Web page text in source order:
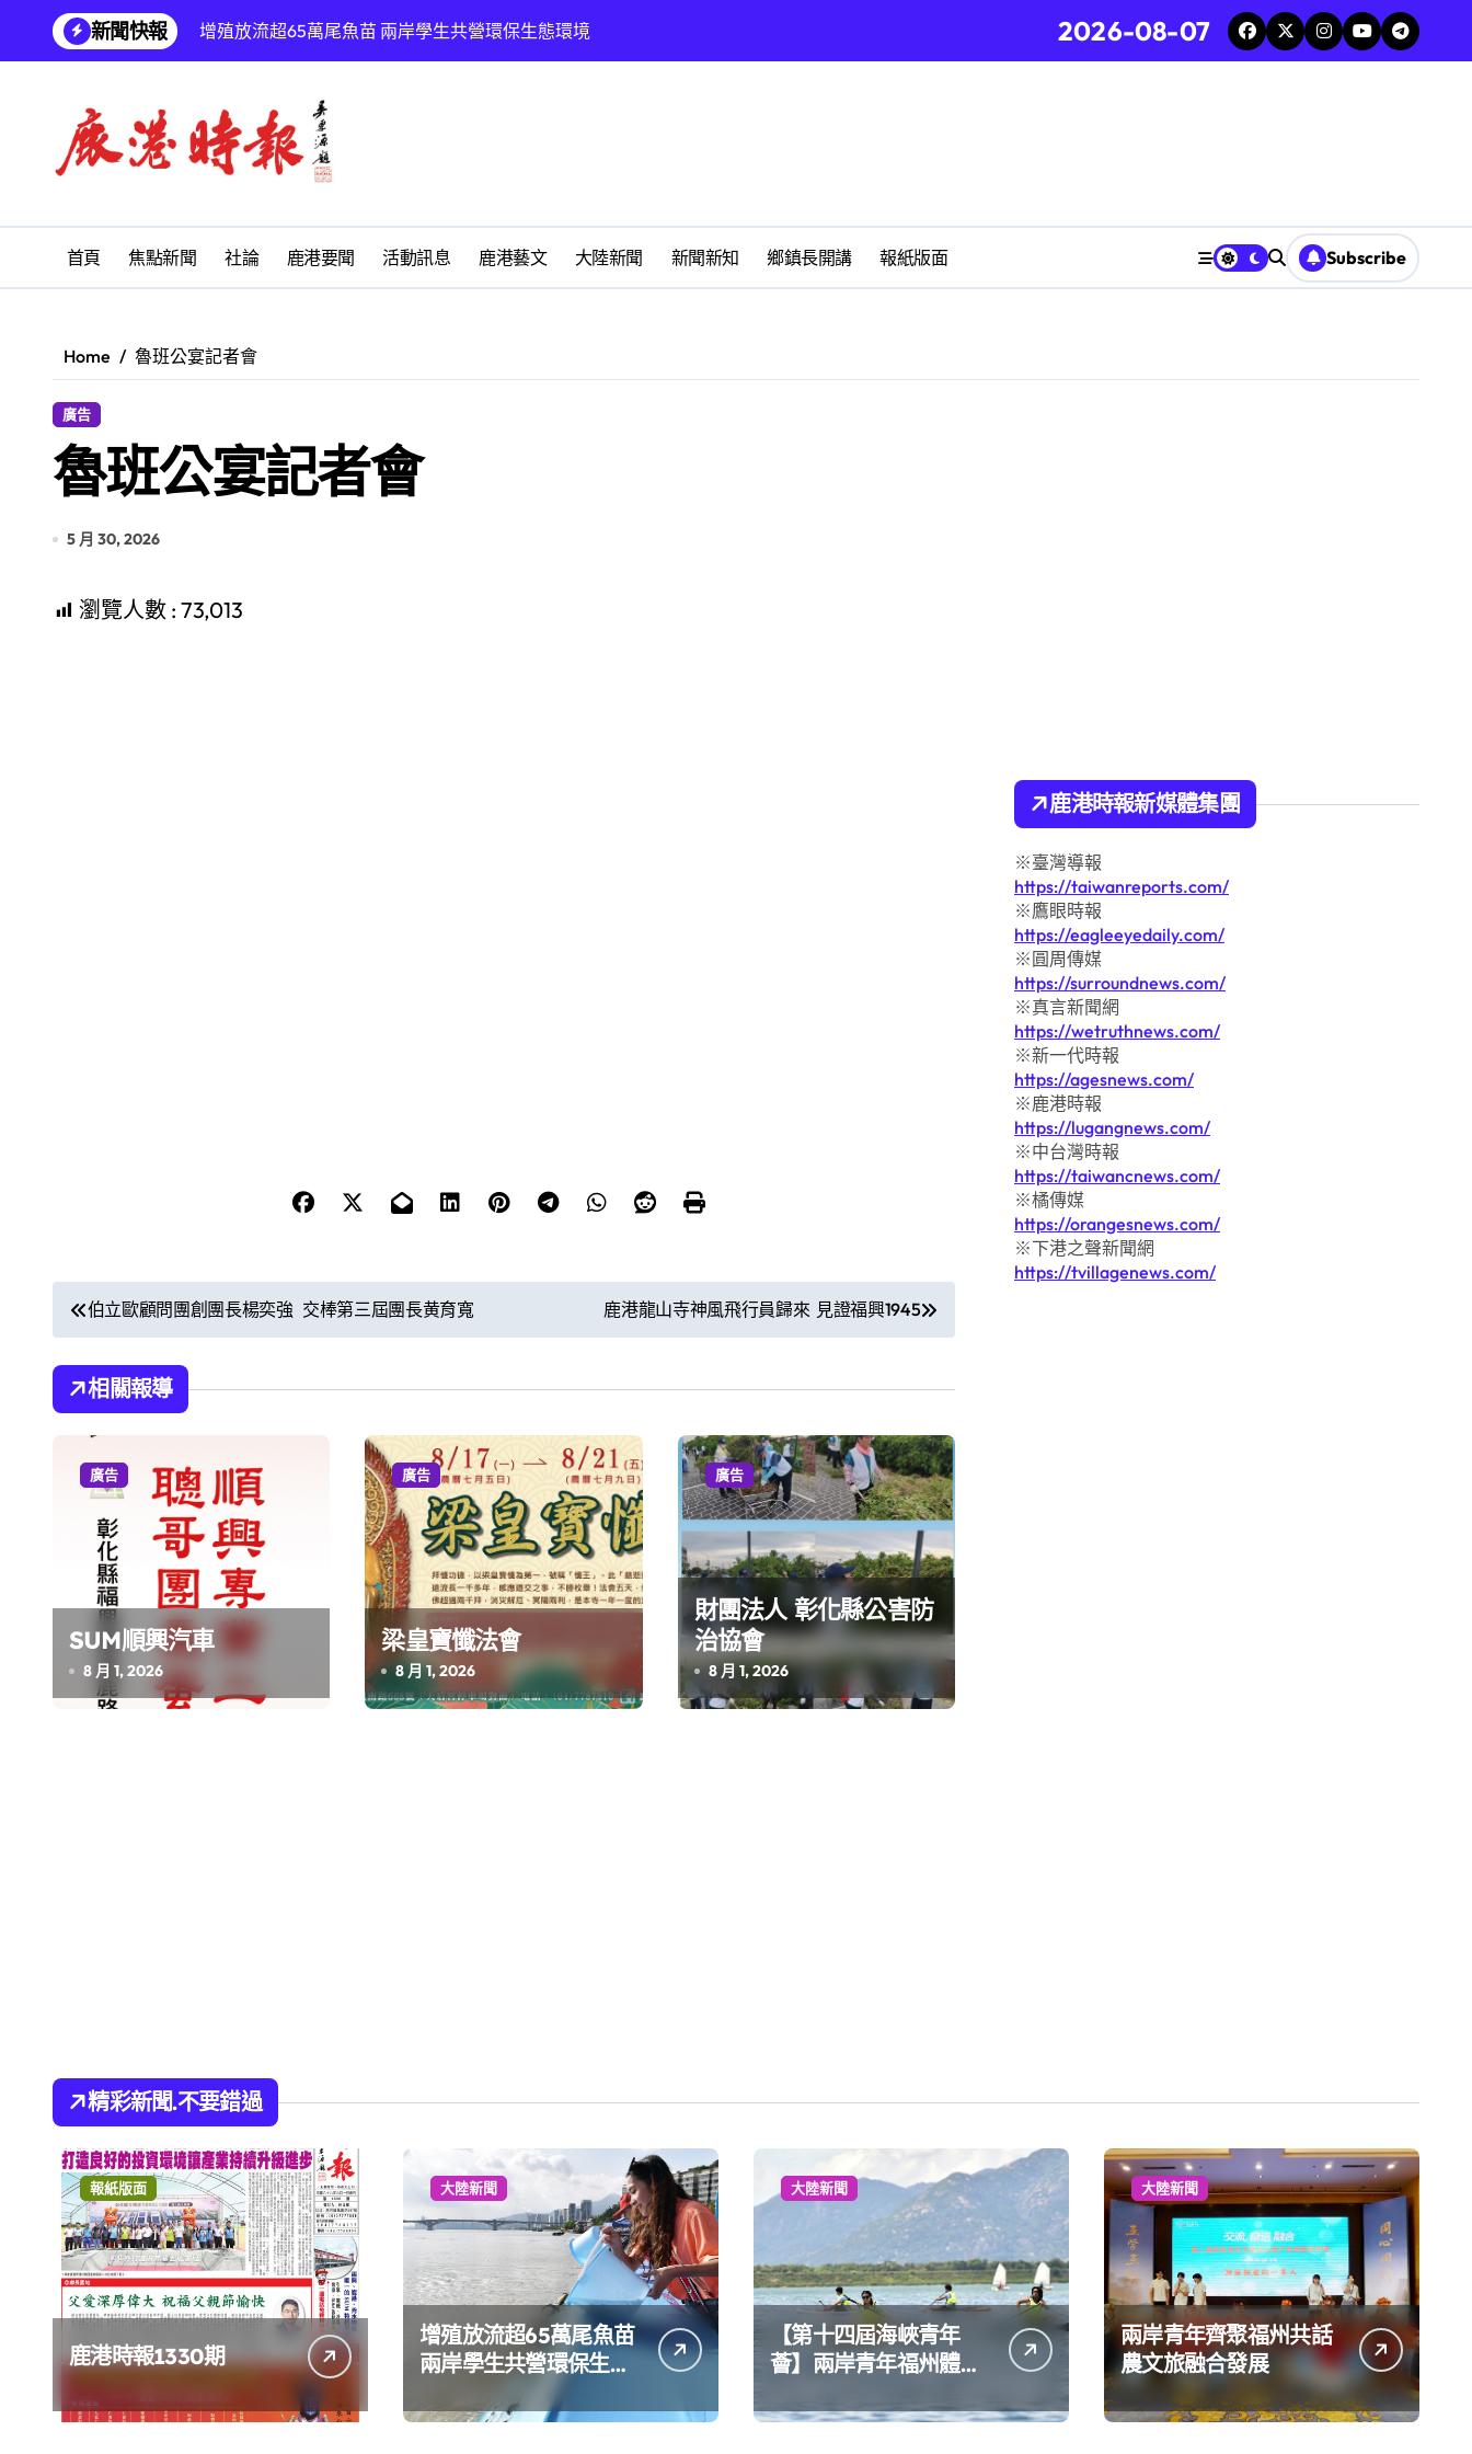
content
新聞快報
增殖放流超65萬尾魚苗 兩岸學生共營環保生態環境
兩岸青年齊聚福州共話農文旅融合發展
雅安 天府之肺裡的安逸密碼 一座被時光偏愛的巴適小城
為鰻魚產業注入活水 找回養殖業者的春天
鹿港文開詩社
梁皇寶懺法會
2026-08-07
首頁 焦點新聞 社論 鹿港要聞 活動訊息 鹿港藝文 大陸新聞 新聞新知 鄉鎮長開講 報紙版面 Subscribe
Home 魯班公宴記者會
廣告
魯班公宴記者會
5 月 30, 2026
瀏覽人數 : 73,013
文
章
導
伯立歐顧問團創團長楊奕強 交棒第三屆團長黄育寬 鹿港龍山寺神風飛行員歸來 見證福興1945
相關報導
廣告
SUM順興汽車
8 月 1, 2026
廣告
梁皇寶懺法會
8 月 1, 2026
廣告
財團法人 彰化縣公害防
治協會
8 月 1, 2026
鹿港時報新媒體集團
※臺灣導報
https://taiwanreports.com/
※鷹眼時報
https://eagleeyedaily.com/
※圓周傳媒
https://surroundnews.com/
※真言新聞網
https://wetruthnews.com/
※新一代時報
https://agesnews.com/
※鹿港時報
https://lugangnews.com/
※中台灣時報
https://taiwancnews.com/
※橘傳媒
https://orangesnews.com/
※下港之聲新聞網
https://tvillagenews.com/
精彩新聞.不要錯過
報紙版面
鹿港時報1330期
大陸新聞
增殖放流超65萬尾魚苗
兩岸學生共營環保生態
大陸新聞
【第十四屆海峽青年
薈】兩岸青年福州體驗
大陸新聞
兩岸青年齊聚福州共話
農文旅融合發展